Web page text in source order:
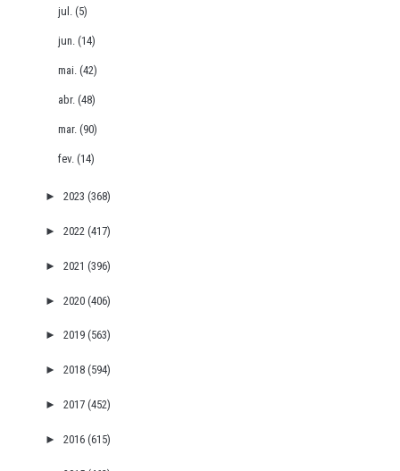
jul.(5)
jun.(14)
mai.(42)
abr.(48)
mar.(90)
fev.(14)
► 2023 (368)
► 2022 (417)
► 2021 (396)
► 2020 (406)
► 2019 (563)
► 2018 (594)
► 2017 (452)
► 2016 (615)